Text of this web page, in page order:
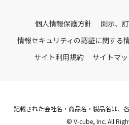
個人情報保護方針
開示、
情報セキュリティの認証に関する
サイト利用規約
サイトマ
記載された会社名・商品名・製品名は、
© V-cube, Inc. All